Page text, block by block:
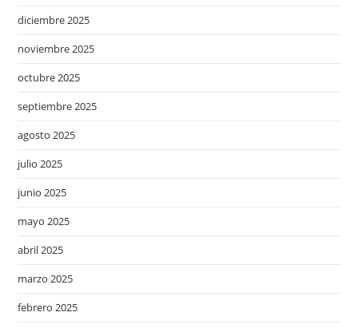
diciembre 2025
noviembre 2025
octubre 2025
septiembre 2025
agosto 2025
julio 2025
junio 2025
mayo 2025
abril 2025
marzo 2025
febrero 2025